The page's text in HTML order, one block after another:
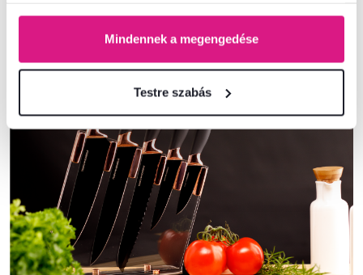
Mindennek a megengedése
Testre szabás
fűszernövényeket is termeszthet rajta.